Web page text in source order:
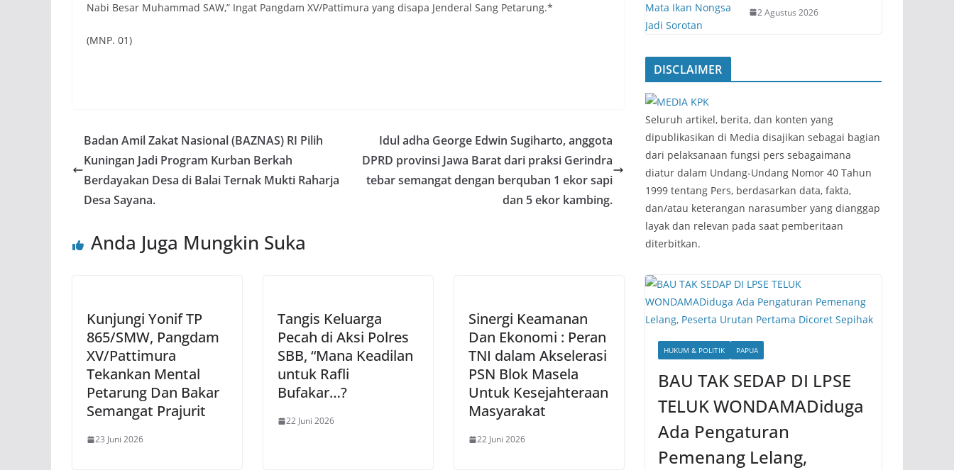
Nabi Besar Muhammad SAW,” Ingat Pangdam XV/Pattimura yang disapa Jenderal Sang Petarung.*
(MNP. 01)
Badan Amil Zakat Nasional (BAZNAS) RI Pilih
Kuningan Jadi Program Kurban Berkah
Berdayakan Desa di Balai Ternak Mukti Raharja
Desa Sayana.
Idul adha George Edwin Sugiharto, anggota
DPRD provinsi Jawa Barat dari praksi Gerindra
tebar semangat dengan berquban 1 ekor sapi
dan 5 ekor kambing.
Anda Juga Mungkin Suka
Kunjungi Yonif TP
865/SMW, Pangdam
XV/Pattimura
Tekankan Mental
Petarung Dan Bakar
Semangat Prajurit
23 Juni 2026
Tangis Keluarga
Pecah di Aksi Polres
SBB, “Mana Keadilan
untuk Rafli
Bufakar…?
22 Juni 2026
Sinergi Keamanan
Dan Ekonomi : Peran
TNI dalam Akselerasi
PSN Blok Masela
Untuk Kesejahteraan
Masyarakat
22 Juni 2026
2 Agustus 2026
DISCLAIMER
‎Seluruh artikel, berita, dan konten yang
dipublikasikan di Media disajikan sebagai bagian
dari pelaksanaan fungsi pers sebagaimana
diatur dalam Undang-Undang Nomor 40 Tahun
1999 tentang Pers, berdasarkan data, fakta,
dan/atau keterangan narasumber yang dianggap
layak dan relevan pada saat pemberitaan
diterbitkan.
HUKUM & POLITIK PAPUA
BAU TAK SEDAP DI LPSE
TELUK WONDAMADiduga
Ada Pengaturan
Pemenang Lelang,